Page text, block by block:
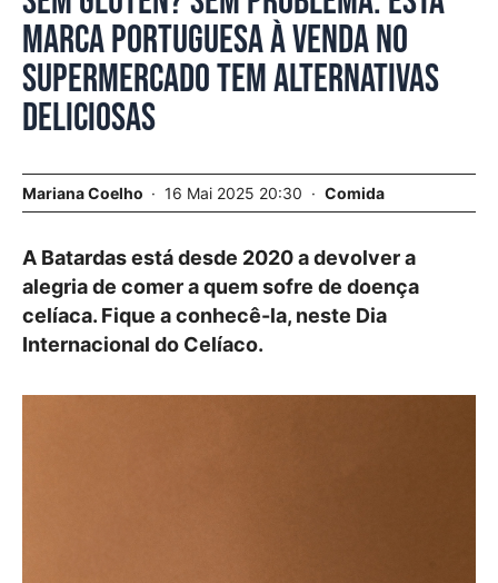
marca portuguesa à venda no
supermercado tem alternativas
deliciosas
Mariana Coelho 16 Mai 2025 20:30 Comida
A Batardas está desde 2020 a devolver a
alegria de comer a quem sofre de doença
celíaca. Fique a conhecê-la, neste Dia
Internacional do Celíaco.